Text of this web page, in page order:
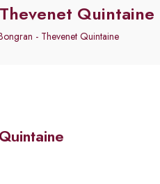
Quintaine
- Thevenet Quintaine